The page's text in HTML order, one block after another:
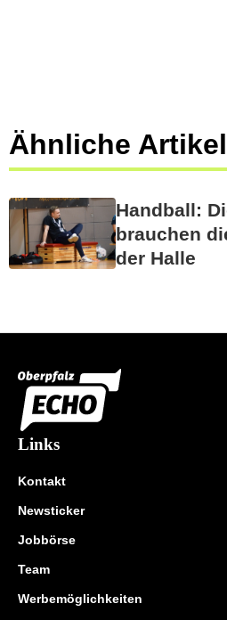
Ähnliche Artikel
Handball:
brauchen
der Halle
Links
Kontakt
Newsticker
Jobbörse
Team
Werbemöglichkeiten